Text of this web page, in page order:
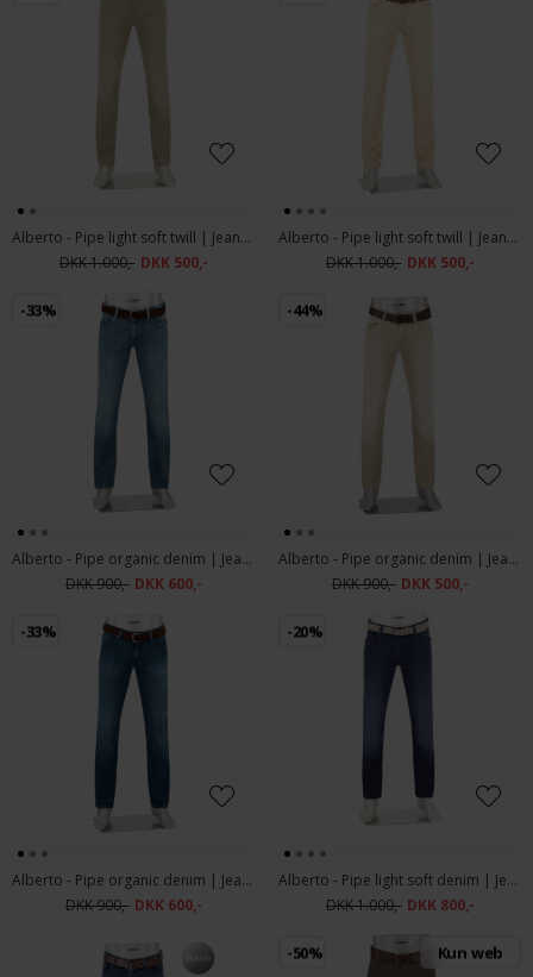
Alberto - Pipe light soft twill | Jeans 1571 620 Green
DKK 1.000,- DKK 500,-
Alberto - Pipe light soft twill | Jeans 1571 520 Beige
DKK 1.000,- DKK 500,-
-33%
Alberto - Pipe organic denim | Jeans 1370 823 Blue
DKK 900,- DKK 600,-
-44%
Alberto - Pipe organic denim | Jeans 1370 522 Beige
DKK 900,- DKK 500,-
-33%
Alberto - Pipe organic denim | Jeans 1370 834 Blue
DKK 900,- DKK 600,-
-20%
Alberto - Pipe light soft denim | Jeans 1571 840 Blue
DKK 1.000,- DKK 800,-
-50% Kun web